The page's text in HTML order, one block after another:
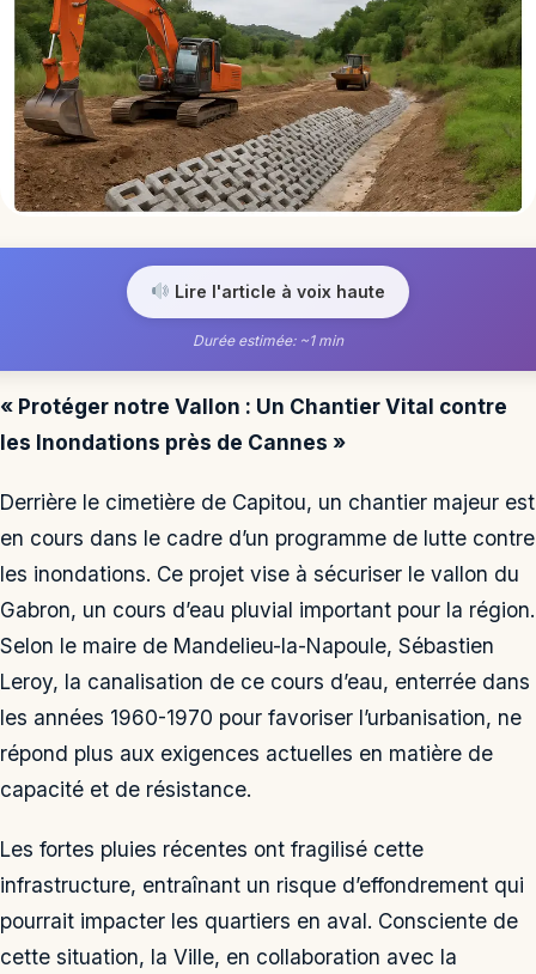
Lire l'article à voix haute
Durée estimée: ~1 min
« Protéger notre Vallon : Un Chantier Vital contre
les Inondations près de Cannes »
Derrière le cimetière de Capitou, un chantier majeur est
en cours dans le cadre d’un programme de lutte contre
les inondations. Ce projet vise à sécuriser le vallon du
Gabron, un cours d’eau pluvial important pour la région.
Selon le maire de Mandelieu-la-Napoule, Sébastien
Leroy, la canalisation de ce cours d’eau, enterrée dans
les années 1960-1970 pour favoriser l’urbanisation, ne
répond plus aux exigences actuelles en matière de
capacité et de résistance.
Les fortes pluies récentes ont fragilisé cette
infrastructure, entraînant un risque d’effondrement qui
pourrait impacter les quartiers en aval. Consciente de
cette situation, la Ville, en collaboration avec la